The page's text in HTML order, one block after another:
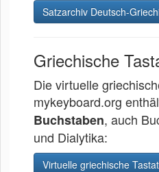
Satzarchiv Deutsch-
Griechische
Die virtuelle
mykeyboard.org
Buchstaben, auch
und Dialytika:
Virtuelle griechische